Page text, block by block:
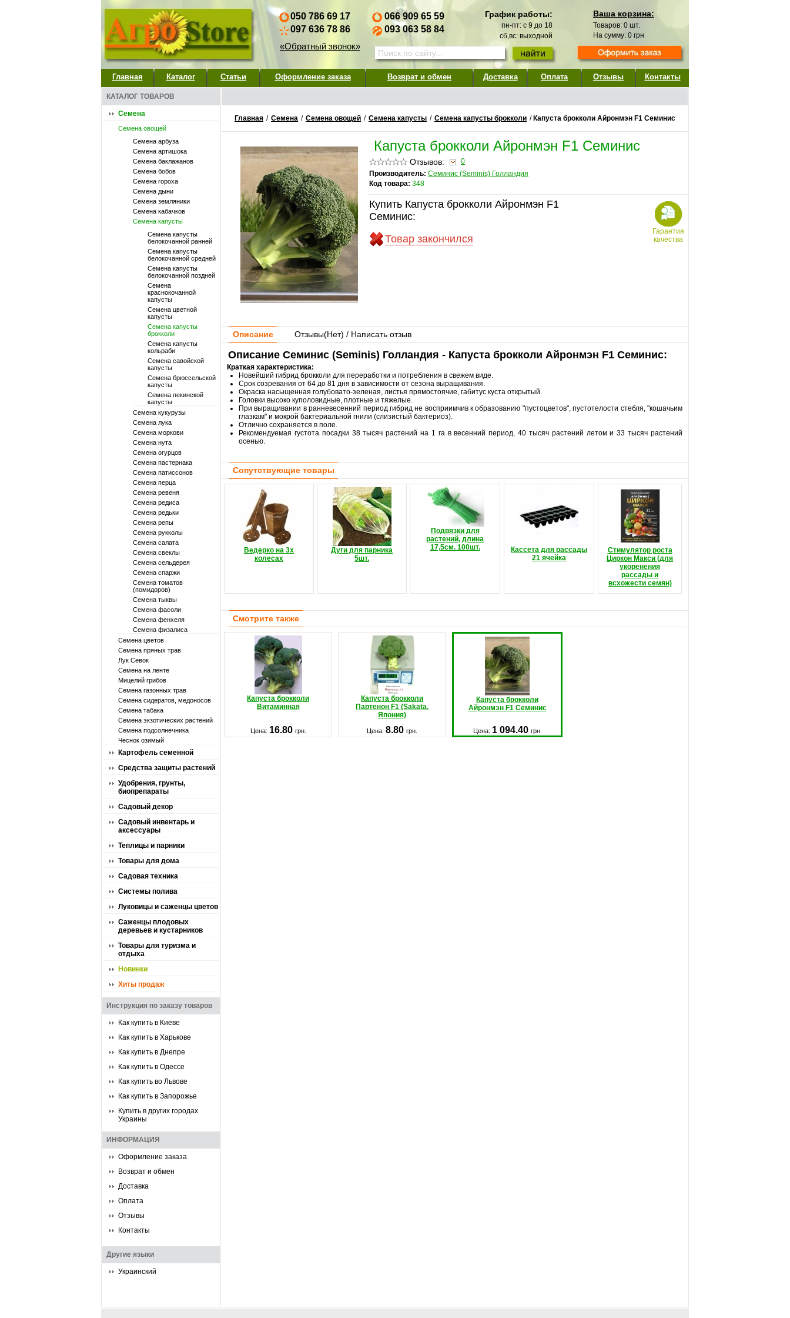
050 786 69 17
097 636 78 86
«Обратный звонок»
066 909 65 59
093 063 58 84
График работы:
пн-пт: с 9 до 18
сб,вс: выходной
Ваша корзина:
Товаров: 0 шт.
На сумму: 0 грн
Главная Каталог Статьи Оформление заказа Возврат и обмен Доставка Оплата Отзывы Контакты
КАТАЛОГ ТОВАРОВ
Семена
Семена овощей
Семена арбуза
Семена артишока
Семена баклажанов
Семена бобов
Семена гороха
Семена дыни
Семена земляники
Семена кабачков
Семена капусты
Семена капусты
белокочанной ранней
Семена капусты
белокочанной средней
Семена капусты
белокочанной поздней
Семена
краснокочанной
капусты
Семена цветной
капусты
Семена капусты
брокколи
Семена капусты
кольраби
Семена савойской
капусты
Семена брюссельской
капусты
Семена пекинской
капусты
Семена кукурузы
Семена лука
Семена моркови
Семена нута
Семена огурцов
Семена пастернака
Семена патиссонов
Семена перца
Семена ревеня
Семена редиса
Семена редьки
Семена репы
Семена рукколы
Семена салата
Семена свеклы
Семена сельдерея
Семена спаржи
Семена томатов
(помидоров)
Семена тыквы
Семена фасоли
Семена фенхеля
Семена физалиса
Семена цветов
Семена пряных трав
Лук Севок
Семена на ленте
Мицелий грибов
Семена газонных трав
Семена сидератов, медоносов
Семена табака
Семена экзотических растений
Семена подсолнечника
Чеснок озимый
Картофель семенной
Средства защиты растений
Удобрения, грунты,
биопрепараты
Садовый декор
Садовый инвентарь и
аксессуары
Теплицы и парники
Товары для дома
Садовая техника
Системы полива
Луковицы и саженцы цветов
Саженцы плодовых
деревьев и кустарников
Товары для туризма и
отдыха
Новинки
Хиты продаж
Инструкция по заказу товаров
Как купить в Киеве
Как купить в Харькове
Как купить в Днепре
Как купить в Одессе
Как купить во Львове
Как купить в Запорожье
Купить в других городах
Украины
ИНФОРМАЦИЯ
Оформление заказа
Возврат и обмен
Доставка
Оплата
Отзывы
Контакты
Другие языки
Украинский
Главная / Семена / Семена овощей / Семена капусты / Семена капусты брокколи / Капуста брокколи Айронмэн F1 Семинис
Капуста брокколи Айронмэн F1 Семинис
Отзывов:
0
Производитель: Семинис (Seminis) Голландия
Код товара: 348
Купить Капуста брокколи Айронмэн F1
Семинис:
Товар закончился
Гарантия
качества
Описание Отзывы(Нет) / Написать отзыв
Описание Семинис (Seminis) Голландия - Капуста брокколи Айронмэн F1 Семинис:
Краткая характеристика:
Новейший гибрид брокколи для переработки и потребления в свежем виде.
Срок созревания от 64 до 81 дня в зависимости от сезона выращивания.
Окраска насыщенная голубовато-зеленая, листья прямостоячие, габитус куста открытый.
Головки высоко куполовидные, плотные и тяжелые.
При выращивании в ранневесенний период гибрид не восприимчив к образованию "пустоцветов", пустотелости стебля, "кошачьим
глазкам" и мокрой бактериальной гнили (слизистый бактериоз).
Отлично сохраняется в поле.
Рекомендуемая густота посадки 38 тысяч растений на 1 га в весенний период, 40 тысяч растений летом и 33 тысяч растений
осенью.
Сопутствующие товары
Ведерко на 3х
колесах
Дуги для парника
5шт.
Подвязки для
растений, длина
17,5см. 100шт.
Кассета для рассады
21 ячейка
Стимулятор роста
Циркон Макси (для
укоренения
рассады и
всхожести семян)
Смотрите также
Капуста брокколи
Витаминная
Капуста брокколи
Партенон F1 (Sakata,
Япония)
Капуста брокколи
Айронмэн F1 Семинис
Цена: 16.80 грн. Цена: 8.80 грн. Цена: 1 094.40 грн.